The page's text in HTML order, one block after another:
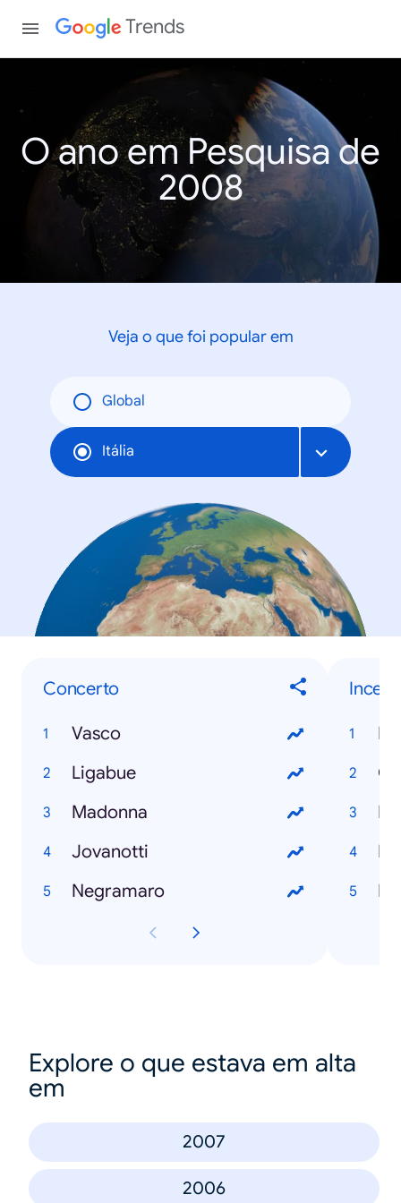
Trends
O ano em Pesquisa de
2008
Veja o que foi popular em
Global
Itália
Concerto
Vasco
Ligabue
Madonna
Jovanotti
Negramaro
Explore o que estava em alta
em
2007
2006